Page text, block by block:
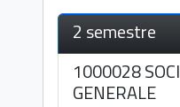
2 semestre
1000028
GENERALE